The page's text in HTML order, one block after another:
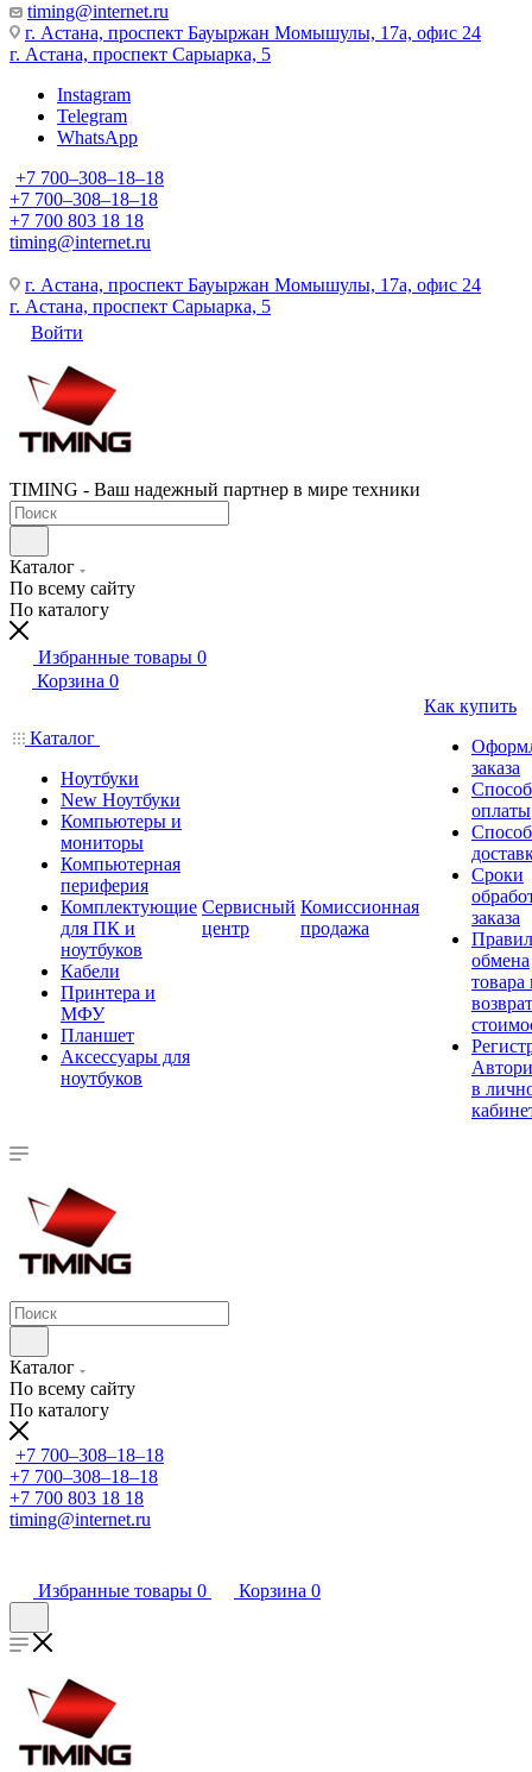
timing@internet.ru
г. Астана, проспект Бауыржан Момышулы, 17а, офис 24
г. Астана, проспект Сарыарка, 5
Instagram
Telegram
WhatsApp
+7 700‒308‒18‒18
+7 700‒308‒18‒18
+7 700 803 18 18
timing@internet.ru
г. Астана, проспект Бауыржан Момышулы, 17а, офис 24
г. Астана, проспект Сарыарка, 5
Войти
TIMING - Ваш надежный партнер в мире техники
Каталог
По всему сайту
По каталогу
Избранные товары 0
Корзина 0
Каталог
Ноутбуки
New Ноутбуки
Компьютеры и
мониторы
Компьютерная
периферия
Комплектующие
для ПК и
ноутбуков
Кабели
Принтера и
МФУ
Планшет
Аксессуары для
ноутбуков
Сервисный
центр
Комиссионная
продажа
Как купить
заказа
оплаты
Сроки
заказа
обмена
товара
в
Каталог
По всему сайту
По каталогу
+7 700‒308‒18‒18
+7 700‒308‒18‒18
+7 700 803 18 18
timing@internet.ru
Избранные товары 0 Корзина 0